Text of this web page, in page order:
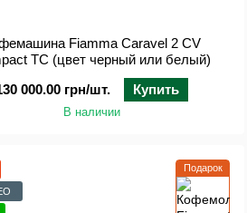
Fiamma Caravel 2 CV
TC (цвет черный или белый)
000.00 грн/шт.
Купить
В наличии
Подарок